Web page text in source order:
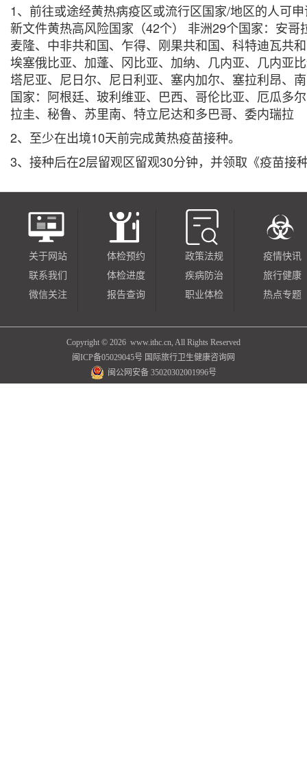
1、前往或途经黄热病疫区或流行区国家/地区的人可
新文件黄热高风险国家（42个） 非洲29个国家：安
麦隆、中非共和国、乍得、刚果共和国、科特迪瓦共
埃塞俄比亚、加蓬、冈比亚、加纳、几内亚、几内亚
塔尼亚、尼日尔、尼日利亚、塞内加尔、塞拉利昂、
国家：阿根廷、玻利维亚、巴西、哥伦比亚、厄瓜多
拉圭、秘鲁、苏里南、特立尼达和多巴哥、委内瑞拉
2、至少在出境10天前完成黄热疫苗接种。
3、接种后在2层留观区留观30分钟，并领取《疫苗接
关于网站
联系我们
微信关注
体检预约
体检进度
报告查询
政策法规
疾病防治
职业体检
疫情快讯
旅行健康
热点专题
Copyright © 2026 www.ithc.cn, All Rights Reserved
闽ICP备05029045号 国际旅行卫生健康咨询网
闽公网安备 35020302001996号